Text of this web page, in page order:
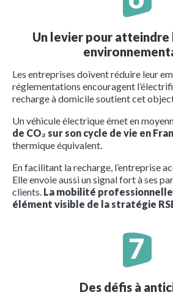
Un levier pour
Les entreprises doivent réduire leur
réglementations encouragent
recharge à domicile soutient cet
Un véhicule électrique émet en
de CO₂ sur son cycle de vie en
thermique équivalent.
En facilitant la recharge, l’entreprise
Elle envoie aussi un signal fort à ses
clients. La mobilité
élément visible de la stratégie
Des défis à